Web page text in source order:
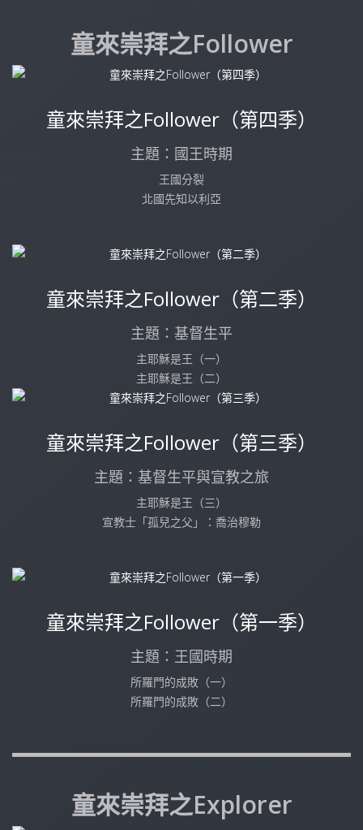
童來崇拜之Follower
童來崇拜之Follower（第四季）
主題：國王時期
王國分裂
北國先知以利亞
童來崇拜之Follower（第二季）
主題：基督生平
主耶穌是王（一）
主耶穌是王（二）
童來崇拜之Follower（第三季）
主題：基督生平與宣教之旅
主耶穌是王（三）
宣教士「孤兒之父」：喬治穆勒
童來崇拜之Follower（第一季）
主題：王國時期
所羅門的成敗（一）
所羅門的成敗（二）
童來崇拜之Explorer